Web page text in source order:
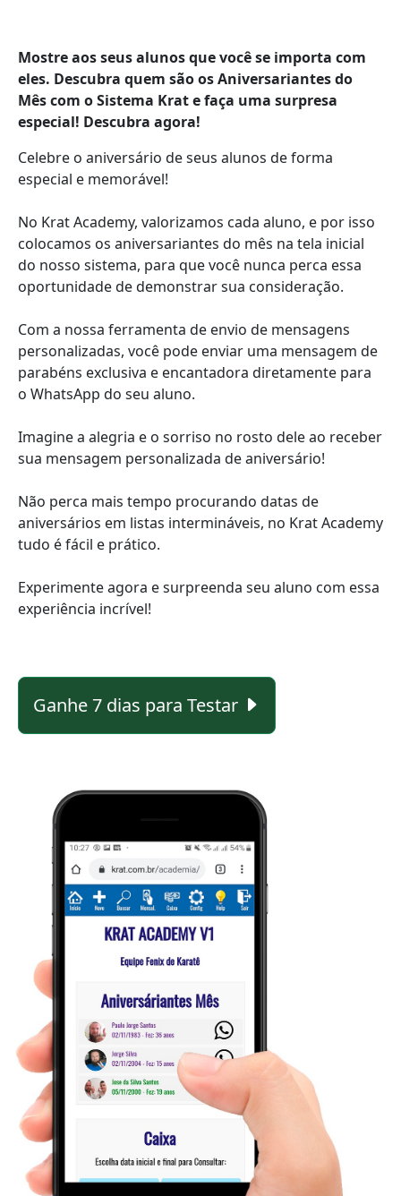
Mostre aos seus alunos que você se importa com
eles. Descubra quem são os Aniversariantes do
Mês com o Sistema Krat e faça uma surpresa
especial! Descubra agora!
Celebre o aniversário de seus alunos de forma
especial e memorável!
No Krat Academy, valorizamos cada aluno, e por isso
colocamos os aniversariantes do mês na tela inicial
do nosso sistema, para que você nunca perca essa
oportunidade de demonstrar sua consideração.
Com a nossa ferramenta de envio de mensagens
personalizadas, você pode enviar uma mensagem de
parabéns exclusiva e encantadora diretamente para
o WhatsApp do seu aluno.
Imagine a alegria e o sorriso no rosto dele ao receber
sua mensagem personalizada de aniversário!
Não perca mais tempo procurando datas de
aniversários em listas intermináveis, no Krat Academy
tudo é fácil e prático.
Experimente agora e surpreenda seu aluno com essa
experiência incrível!
Ganhe 7 dias para Testar